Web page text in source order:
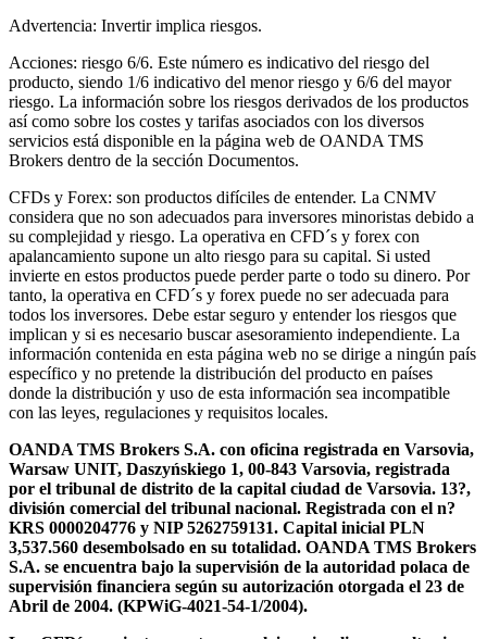
Advertencia: Invertir implica riesgos.
Acciones: riesgo 6/6. Este número es indicativo del riesgo del
producto, siendo 1/6 indicativo del menor riesgo y 6/6 del mayor
riesgo. La información sobre los riesgos derivados de los productos
así como sobre los costes y tarifas asociados con los diversos
servicios está disponible en la página web de OANDA TMS
Brokers dentro de la sección Documentos.
CFDs y Forex: son productos difíciles de entender. La CNMV
considera que no son adecuados para inversores minoristas debido a
su complejidad y riesgo. La operativa en CFD´s y forex con
apalancamiento supone un alto riesgo para su capital. Si usted
invierte en estos productos puede perder parte o todo su dinero. Por
tanto, la operativa en CFD´s y forex puede no ser adecuada para
todos los inversores. Debe estar seguro y entender los riesgos que
implican y si es necesario buscar asesoramiento independiente. La
información contenida en esta página web no se dirige a ningún país
específico y no pretende la distribución del producto en países
donde la distribución y uso de esta información sea incompatible
con las leyes, regulaciones y requisitos locales.
OANDA TMS Brokers S.A. con oficina registrada en Varsovia,
Warsaw UNIT, Daszyńskiego 1, 00-843 Varsovia, registrada
por el tribunal de distrito de la capital ciudad de Varsovia. 13?,
división comercial del tribunal nacional. Registrada con el n?
KRS 0000204776 y NIP 5262759131. Capital inicial PLN
3,537.560 desembolsado en su totalidad. OANDA TMS Brokers
S.A. se encuentra bajo la supervisión de la autoridad polaca de
supervisión financiera según su autorización otorgada el 23 de
Abril de 2004. (KPWiG-4021-54-1/2004).